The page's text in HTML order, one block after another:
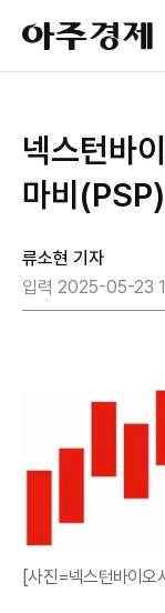
아
주
경
넥스턴바
마비
류소현 기자
입력 2025-05-23
[사진=넥스턴바이오